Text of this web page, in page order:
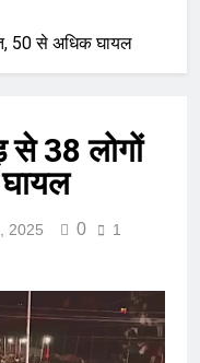
50 से अधिक घायल
से 38 लोगों
2025 0
1